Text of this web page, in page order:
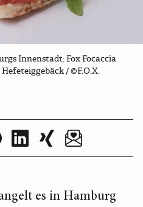
Innenstadt: Fox Focaccia
/ ©F.O.X.
es in Hamburg